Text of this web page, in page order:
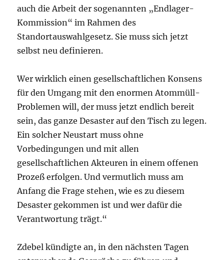
auch die Arbeit der sogenannten „Endlager-
Kommission“ im Rahmen des
Standortauswahlgesetz. Sie muss sich jetzt
selbst neu definieren.
Wer wirklich einen gesellschaftlichen Konsens
für den Umgang mit den enormen Atommüll-
Problemen will, der muss jetzt endlich bereit
sein, das ganze Desaster auf den Tisch zu legen.
Ein solcher Neustart muss ohne
Vorbedingungen und mit allen
gesellschaftlichen Akteuren in einem offenen
Prozeß erfolgen. Und vermutlich muss am
Anfang die Frage stehen, wie es zu diesem
Desaster gekommen ist und wer dafür die
Verantwortung trägt.“
Zdebel kündigte an, in den nächsten Tagen